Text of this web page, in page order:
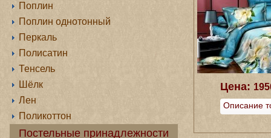
Цена:
Описание
Поплин
Поплин однотонный
Перкаль
Полисатин
Тенсель
Шёлк
Лен
Поликоттон
Постельные принадлежности